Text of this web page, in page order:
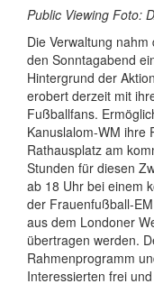
Public Viewing Foto:
Die Verwaltung
den Sonntagabend
Hintergrund der
erobert derzeit mit
Fußballfans.
Kanuslalom-WM ihre
Rathausplatz am
Stunden für diesen
ab 18 Uhr bei einem
der Frauenfußball-
aus dem Londoner
übertragen werden.
Rahmenprogramm
Interessierten frei